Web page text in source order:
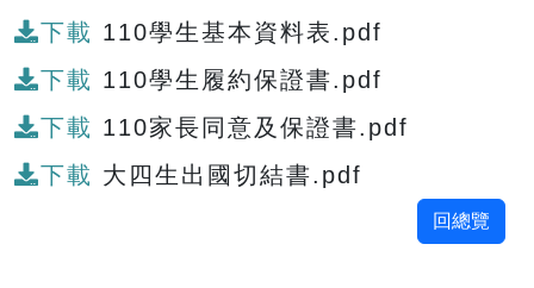
下載 110學生基本資料表.pdf
下載 110學生履約保證書.pdf
下載 110家長同意及保證書.pdf
下載 大四生出國切結書.pdf
回總覽